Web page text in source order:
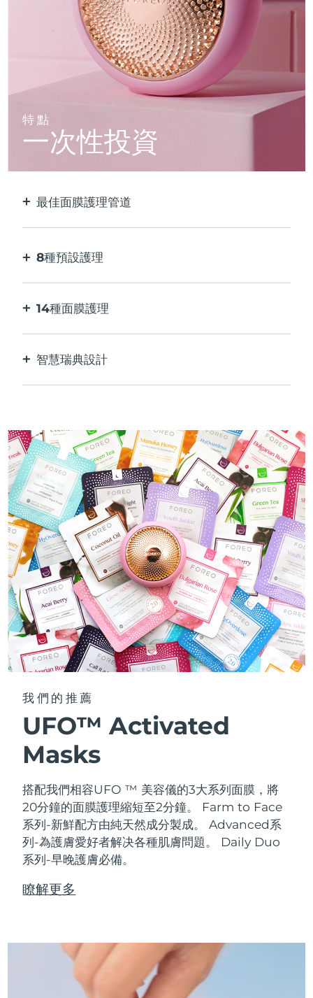
特點
一次性投資
最佳面膜護理管道
8種預設護理
14種面膜護理
智慧瑞典設計
我們的推薦
UFO™ Activated
Masks
搭配我們相容UFO ™ 美容儀的3大系列面膜，將
20分鐘的面膜護理縮短至2分鐘。
Farm to Face
系列-新鮮配方由純天然成分製成。 Advanced系
列-為護膚愛好者解决各種肌膚問題。 Daily Duo
系列-早晚護膚必備。
瞭解更多